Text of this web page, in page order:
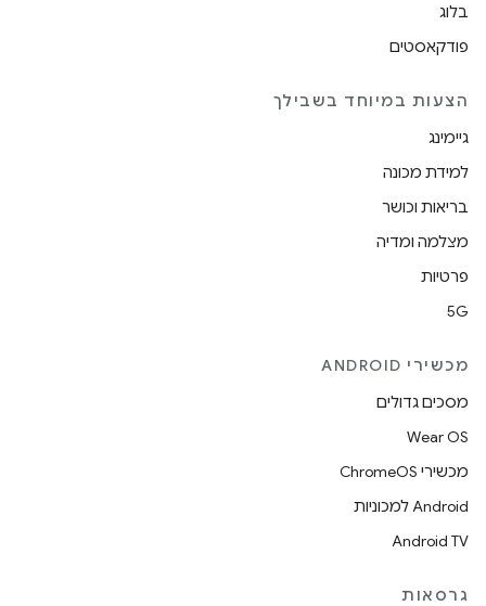
בלוג
פודקאסטים
הצעות במיוחד בשבילך
גיימינג
למידת מכונה
בריאות וכושר
מצלמה ומדיה
פרטיות
5G
מכשירי ANDROID
מסכים גדולים
Wear OS
מכשירי ChromeOS
Android למכוניות
Android TV
גרסאות